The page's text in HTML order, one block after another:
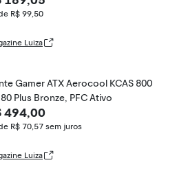
R$ 99,50
Luiza
Gamer ATX Aerocool KCAS 800
Plus Bronze, PFC Ativo
494,00
R$ 70,57 sem juros
Luiza